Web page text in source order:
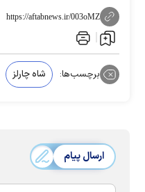
https://aftabnews.ir/003oMZ
برچسب‌ها: شاه چارلز
ارسال پیام